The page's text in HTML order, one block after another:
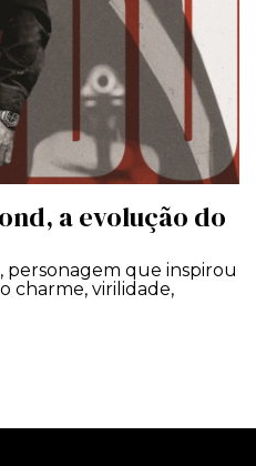
a evolução do
personagem que inspirou
charme, virilidade,